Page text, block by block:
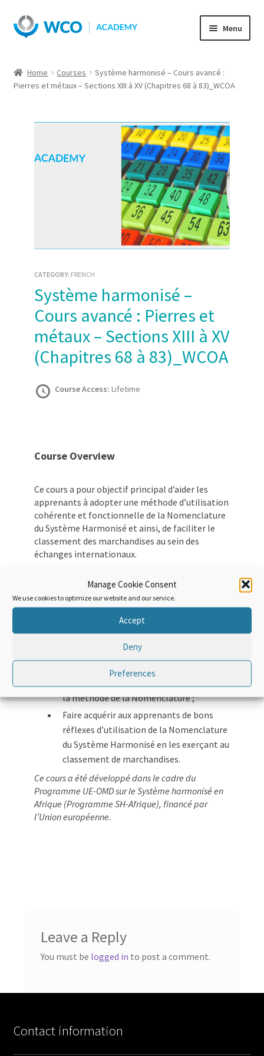
Manage Cookie Consent
We use cookies to optimize our website and our service.
Accept
Deny
Preferences
Skip
to
Skip
to
Menu
Home Courses
Système harmonisé – Cours avancé :
Pierres et métaux – Sections XIII à XV (Chapitres 68 à 83)_WCOA
CATEGORY: FRENCH
Système harmonisé –
Cours avancé : Pierres et
métaux – Sections XIII à XV
(Chapitres 68 à 83)_WCOA
Course Access: Lifetime
Course Overview
Ce cours a pour objectif principal d’aider les
apprenants à adopter une méthode d’utilisation
cohérente et fonctionnelle de la Nomenclature
du Système Harmonisé et ainsi, de faciliter le
classement des marchandises au sein des
échanges internationaux.
Fournir aux apprenants les outils
nécessaires pour comprendre le
classement despierres et métaux ;
Mettre à la disposition des apprenants
des ressources efficaces et pertinentes
visant l’assimilation et l’appropriation de
la méthode de la Nomenclature ;
Faire acquérir aux apprenants de bons
réflexes d’utilisation de la Nomenclature
du Système Harmonisé en les exerçant au
classement de marchandises.
Ce cours a été développé dans le cadre du
Programme UE-OMD sur le Système harmonisé en
Afrique (Programme SH-Afrique), financé par
l’Union européenne.
Leave a Reply
You must be logged in to post a comment.
Contact information